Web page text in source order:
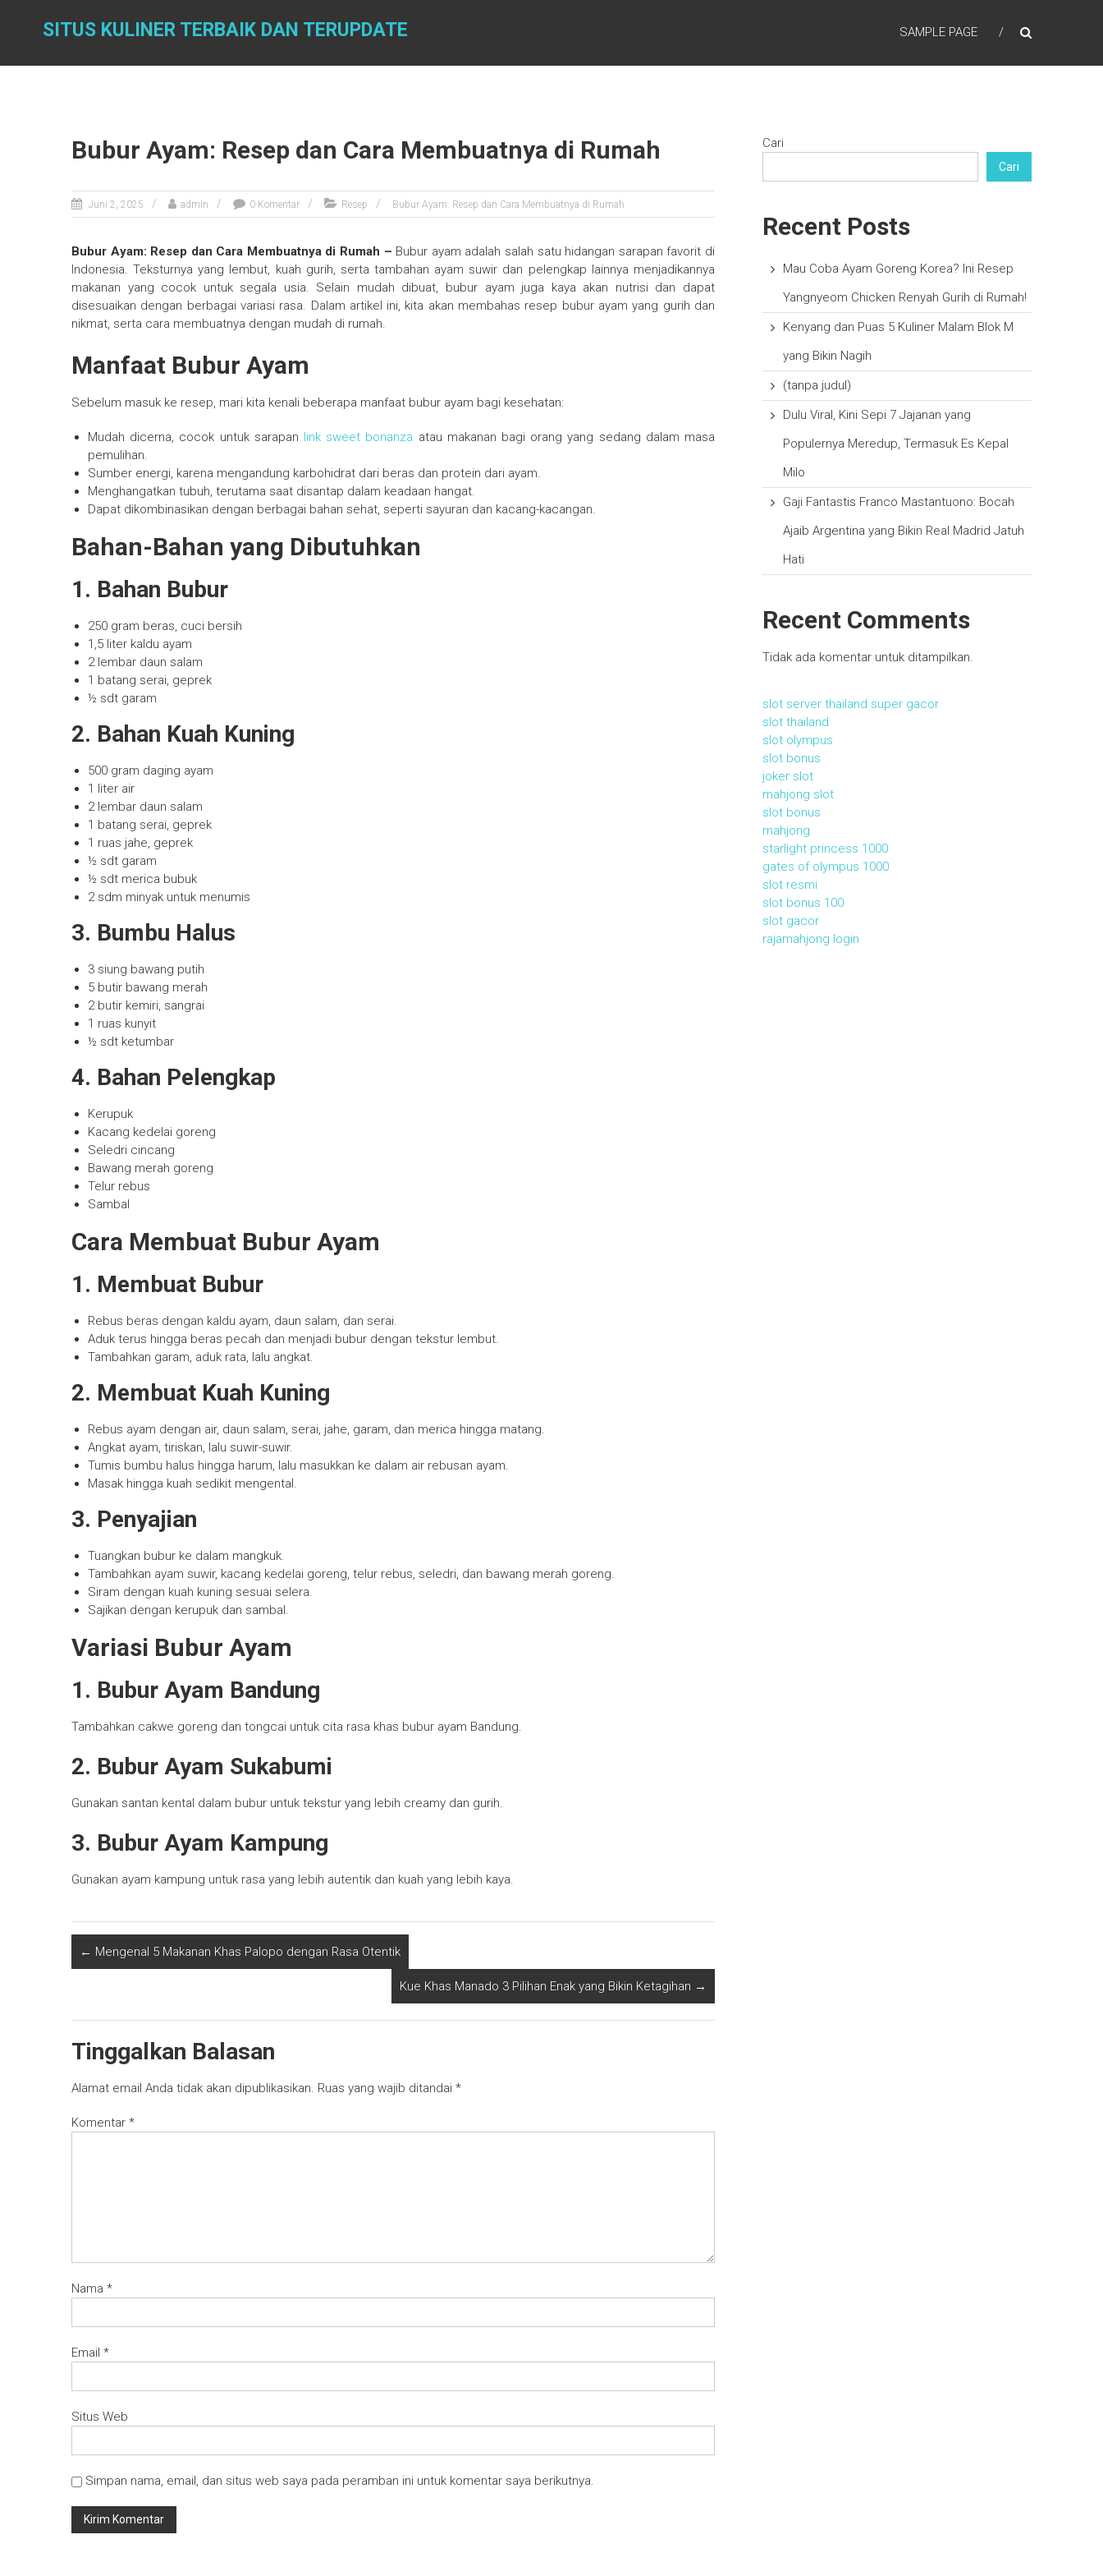
SITUS KULINER TERBAIK DAN TERUPDATE SAMPLE PAGE
Bubur Ayam: Resep dan Cara Membuatnya di Rumah
Juni 2, 2025 admin 0 Komentar Resep Bubur Ayam: Resep dan Cara Membuatnya di Rumah
Bubur Ayam: Resep dan Cara Membuatnya di Rumah – Bubur ayam adalah salah satu hidangan sarapan favorit di
Indonesia. Teksturnya yang lembut, kuah gurih, serta tambahan ayam suwir dan pelengkap lainnya menjadikannya
makanan yang cocok untuk segala usia. Selain mudah dibuat, bubur ayam juga kaya akan nutrisi dan dapat
disesuaikan dengan berbagai variasi rasa. Dalam artikel ini, kita akan membahas resep bubur ayam yang gurih dan
nikmat, serta cara membuatnya dengan mudah di rumah.
Manfaat Bubur Ayam
Sebelum masuk ke resep, mari kita kenali beberapa manfaat bubur ayam bagi kesehatan:
Mudah dicerna, cocok untuk sarapan link sweet bonanza atau makanan bagi orang yang sedang dalam masa
pemulihan.
Sumber energi, karena mengandung karbohidrat dari beras dan protein dari ayam.
Menghangatkan tubuh, terutama saat disantap dalam keadaan hangat.
Dapat dikombinasikan dengan berbagai bahan sehat, seperti sayuran dan kacang-kacangan.
Bahan-Bahan yang Dibutuhkan
1. Bahan Bubur
250 gram beras, cuci bersih
1,5 liter kaldu ayam
2 lembar daun salam
1 batang serai, geprek
½ sdt garam
2. Bahan Kuah Kuning
500 gram daging ayam
1 liter air
2 lembar daun salam
1 batang serai, geprek
1 ruas jahe, geprek
½ sdt garam
½ sdt merica bubuk
2 sdm minyak untuk menumis
3. Bumbu Halus
3 siung bawang putih
5 butir bawang merah
2 butir kemiri, sangrai
1 ruas kunyit
½ sdt ketumbar
4. Bahan Pelengkap
Kerupuk
Kacang kedelai goreng
Seledri cincang
Bawang merah goreng
Telur rebus
Sambal
Cara Membuat Bubur Ayam
1. Membuat Bubur
Rebus beras dengan kaldu ayam, daun salam, dan serai.
Aduk terus hingga beras pecah dan menjadi bubur dengan tekstur lembut.
Tambahkan garam, aduk rata, lalu angkat.
2. Membuat Kuah Kuning
Rebus ayam dengan air, daun salam, serai, jahe, garam, dan merica hingga matang.
Angkat ayam, tiriskan, lalu suwir-suwir.
Tumis bumbu halus hingga harum, lalu masukkan ke dalam air rebusan ayam.
Masak hingga kuah sedikit mengental.
3. Penyajian
Tuangkan bubur ke dalam mangkuk.
Tambahkan ayam suwir, kacang kedelai goreng, telur rebus, seledri, dan bawang merah goreng.
Siram dengan kuah kuning sesuai selera.
Sajikan dengan kerupuk dan sambal.
Variasi Bubur Ayam
1. Bubur Ayam Bandung
Tambahkan cakwe goreng dan tongcai untuk cita rasa khas bubur ayam Bandung.
2. Bubur Ayam Sukabumi
Gunakan santan kental dalam bubur untuk tekstur yang lebih creamy dan gurih.
3. Bubur Ayam Kampung
Gunakan ayam kampung untuk rasa yang lebih autentik dan kuah yang lebih kaya.
← Mengenal 5 Makanan Khas Palopo dengan Rasa Otentik
Kue Khas Manado 3 Pilihan Enak yang Bikin Ketagihan →
Tinggalkan Balasan
Alamat email Anda tidak akan dipublikasikan. Ruas yang wajib ditandai *
Komentar *
Nama *
Email *
Situs Web
Simpan nama, email, dan situs web saya pada peramban ini untuk komentar saya berikutnya.
Cari
Cari
Recent Posts
Mau Coba Ayam Goreng Korea? Ini Resep
Yangnyeom Chicken Renyah Gurih di Rumah!
Kenyang dan Puas 5 Kuliner Malam Blok M
yang Bikin Nagih
(tanpa judul)
Dulu Viral, Kini Sepi 7 Jajanan yang
Populernya Meredup, Termasuk Es Kepal
Milo
Gaji Fantastis Franco Mastantuono: Bocah
Ajaib Argentina yang Bikin Real Madrid Jatuh
Hati
Recent Comments
Tidak ada komentar untuk ditampilkan.
slot server thailand super gacor
slot thailand
slot olympus
slot bonus
joker slot
mahjong slot
slot bonus
mahjong
starlight princess 1000
gates of olympus 1000
slot resmi
slot bonus 100
slot gacor
rajamahjong login